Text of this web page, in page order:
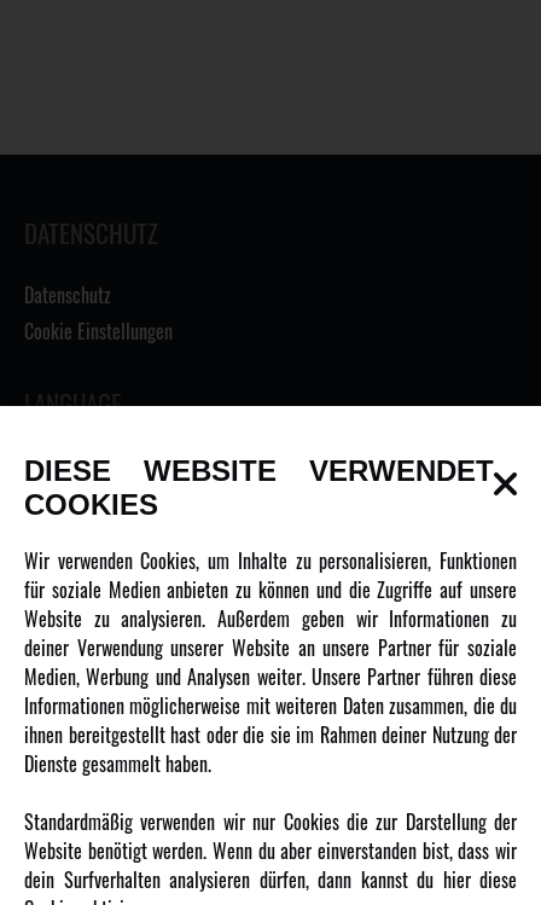
DATENSCHUTZ
Datenschutz
Cookie Einstellungen
LANGUAGE
INFORMATIONEN
Newsletter
Über uns
Karriere
Amewi Kataloge
MEHR VON AMEWI
AMXRacing - Qualitäts RC-Zubehör
DIESE WEBSITE VERWENDET
COOKIES
Wir verwenden Cookies, um Inhalte zu personalisieren, Funktionen
für soziale Medien anbieten zu können und die Zugriffe auf unsere
Website zu analysieren. Außerdem geben wir Informationen zu
deiner Verwendung unserer Website an unsere Partner für soziale
Medien, Werbung und Analysen weiter. Unsere Partner führen diese
Informationen möglicherweise mit weiteren Daten zusammen, die du
ihnen bereitgestellt hast oder die sie im Rahmen deiner Nutzung der
Dienste gesammelt haben.
Standardmäßig verwenden wir nur Cookies die zur Darstellung der
Website benötigt werden. Wenn du aber einverstanden bist, dass wir
dein Surfverhalten analysieren dürfen, dann kannst du hier diese